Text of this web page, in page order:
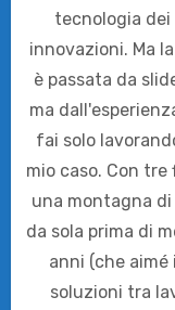
tecnologia
innovazioni. Ma
è passata da
ma
fai solo
mio caso. Con
una montagna
da sola prima di
anni (che
soluzioni tra